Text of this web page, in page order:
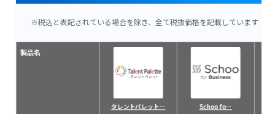
※税込と表記されている場合を除き、全て税抜価格を記載しています
製品名
タレントパレット… Schoo fo…